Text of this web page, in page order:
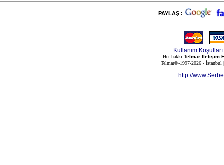
PAYLAŞ :
Kullanım Koşulları
Her hakkı Telmar İletişim
Telmar©-1997-2026 -
http://